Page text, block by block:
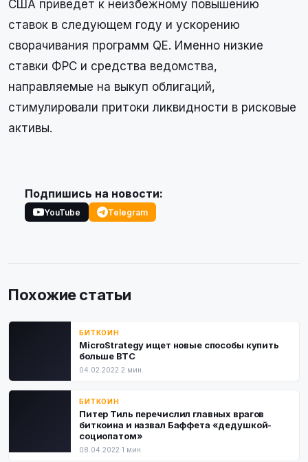
США приведет к неизбежному повышению
ставок в следующем году и ускорению
сворачивания программ QE. Именно низкие
ставки ФРС и средства ведомства,
направляемые на выкуп облигаций,
стимулировали притоки ликвидности в рисковые
активы.
Подпишись на новости:
YouTube Telegram
Похожие статьи
БИТКОИН
MicroStrategy ищет новые способы купить
больше BTC
04.02.2022·2 мин.
БИТКОИН
Питер Тиль перечислил главных врагов
биткоина и назвал Баффета «дедушкой-
социопатом»
08.04.2022·1 мин.